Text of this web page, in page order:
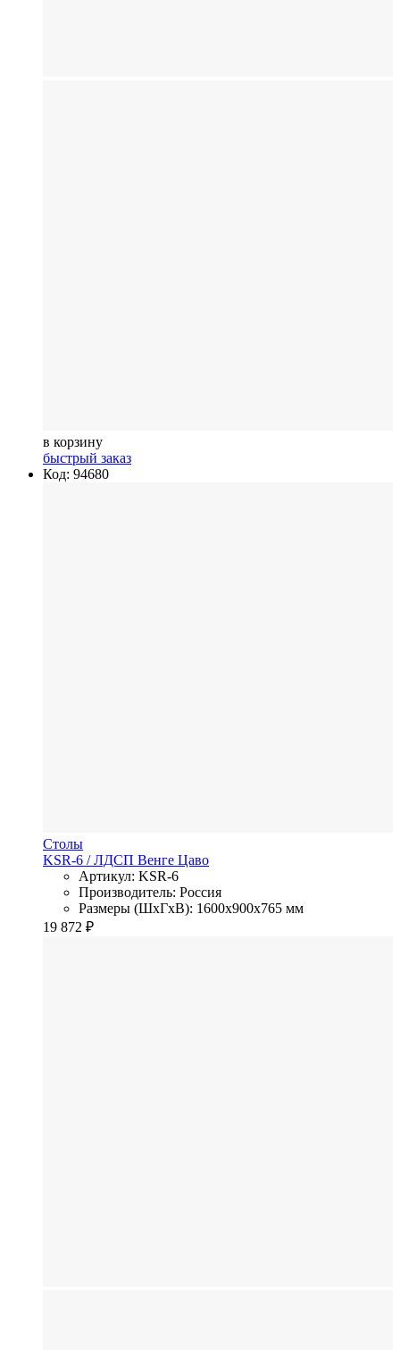
в корзину
быстрый заказ
Код: 94680
Столы
KSR-6 / ЛДСП Венге Цаво
Артикул: KSR-6
Производитель: Россия
Размеры (ШхГхВ): 1600x900x765 мм
19 872 ₽